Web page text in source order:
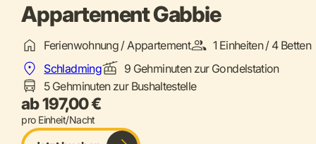
Appartement Gabbie
Ferienwohnung / Appartement
1 Einheiten / 4 Betten
Schladming
9 Gehminuten zur Gondelstation
5 Gehminuten zur Bushaltestelle
ab 197,00 €
pro Einheit/Nacht